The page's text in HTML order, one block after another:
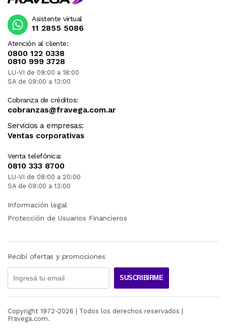
Atención al cliente:
0800 122 0338
0810 999 3728
LU-VI de 09:00 a 18:00
SA de 09:00 a 13:00
Cobranza de créditos:
cobranzas@fravega.com.ar
Servicios a empresas:
Ventas corporativas
Venta telefónica:
0810 333 8700
LU-VI de 08:00 a 20:00
SA de 09:00 a 13:00
Asistente virtual
11 2855 5086
Información legal
Protección de Usuarios Financieros
Recibí ofertas y promociones
SUSCRIBIRME
Copyright 1972-2026 | Todos los derechos reservados |
Fravega.com.